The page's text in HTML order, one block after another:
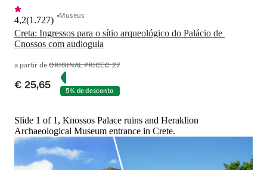
Creta: Ingressos para o sítio arqueológico do Palácio de
Cnossos com audioguia
4,2(1.727) Museus
a partir deORIGINAL PRICE€ 27
€ 25,65 5% de desconto
Slide 1 of 1, Knossos Palace ruins and Heraklion
Archaeological Museum entrance in Crete.